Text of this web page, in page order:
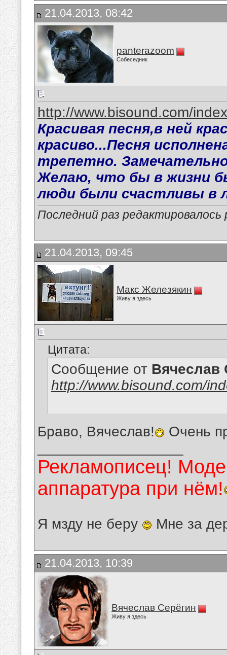
21.04.2013, 08:42
panterazoom
Собеседник
http://www.bisound.com/
Красивая песня,в ней
красиво...Песня
трепетно.
Желаю, что бы в жизни
люди были счастливы в
Последний раз
21.04.2013, 09:45
Макс Железякин
Живу я здесь
Цитата:
Сообщение от Вячеслав
http://www.bisound.com/
Браво, Вячеслав!
Очень
Рекламописец!
аппаратура при нём!
Я мзду не беру Мне за
21.04.2013, 10:39
Вячеслав Серёгин
Живу я здесь